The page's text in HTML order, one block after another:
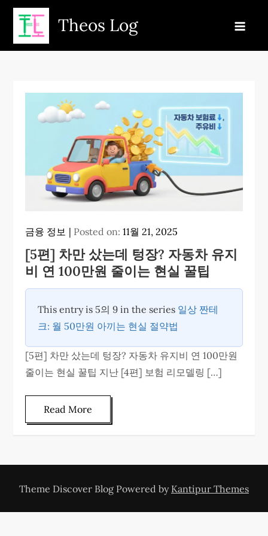
Skip
content
Theos Log
금융 정보 Posted on:11월 21, 2025
[5편] 차만 샀는데 텅장? 자동차 유지
비 연 100만원 줄이는 현실 꿀팁
This entry is 5의 9 in the series 일상 짠테
크: 월 50만원 아끼는 현실 절약법
[5편] 차만 샀는데 텅장? 자동차 유지비 연 100만원
줄이는 현실 꿀팁 지난 [4편] 보험 리모델링 […]
Read More
Theme Discover Blog Powered by Kantipur Themes